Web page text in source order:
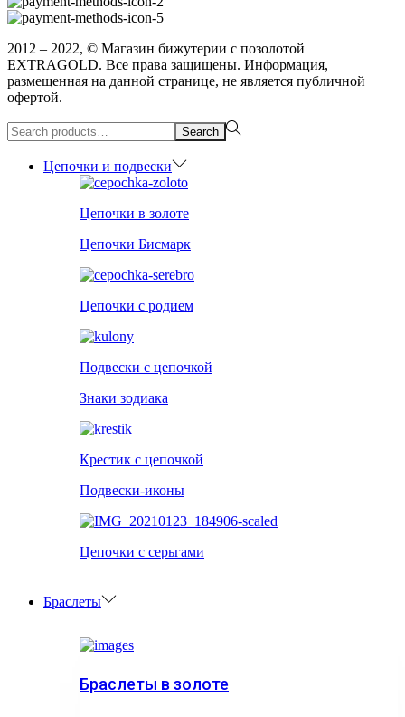
2012 – 2022, © Магазин бижутерии с позолотой
EXTRAGOLD. Все права защищены. Информация,
размещенная на данной странице, не является публичной
офертой.
Search
for:>
Search
Цепочки и подвески
Цепочки в золоте
Цепочки Бисмарк
Цепочки с родием
Подвески с цепочкой
Знаки зодиака
Крестик с цепочкой
Подвески-иконы
Цепочки с серьгами
Браслеты
Браслеты в золоте